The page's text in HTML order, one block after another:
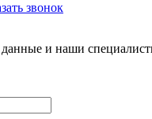
звонок
и наши